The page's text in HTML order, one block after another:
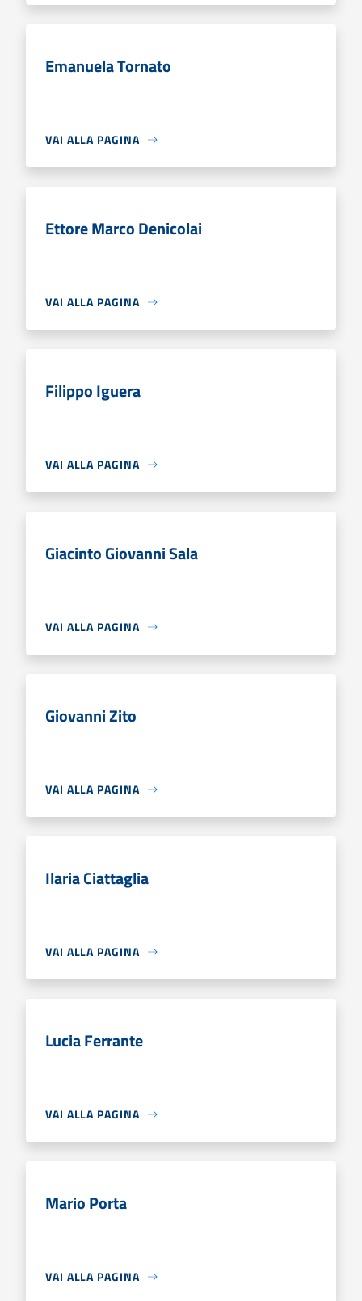
Emanuela Tornato
VAI ALLA PAGINA
Ettore Marco Denicolai
VAI ALLA PAGINA
Filippo Iguera
VAI ALLA PAGINA
Giacinto Giovanni Sala
VAI ALLA PAGINA
Giovanni Zito
VAI ALLA PAGINA
Ilaria Ciattaglia
VAI ALLA PAGINA
Lucia Ferrante
VAI ALLA PAGINA
Mario Porta
VAI ALLA PAGINA